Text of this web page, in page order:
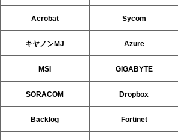
Acrobat Sycom
キヤノンMJ Azure
MSI GIGABYTE
SORACOM Dropbox
Backlog Fortinet